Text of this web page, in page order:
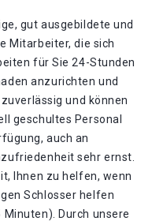
gut ausgebildete und
Mitarbeiter, die sich
für Sie 24-Stunden
anzurichten und
und können
geschultes Personal
auch an
sehr ernst.
Ihnen zu helfen, wenn
Schlosser helfen
Minuten). Durch unsere